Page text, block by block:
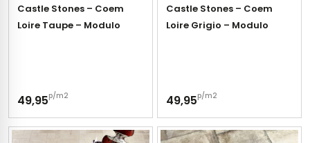
Castle Stones – Coem
Loire Taupe – Modulo
49,95p/m2
Castle Stones – Coem
Loire Grigio – Modulo
49,95p/m2